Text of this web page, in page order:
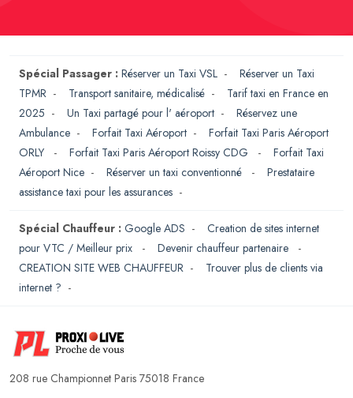
Spécial Passager : Réserver un Taxi VSL - Réserver un Taxi
TPMR - Transport sanitaire, médicalisé - Tarif taxi en France en
2025 - Un Taxi partagé pour l' aéroport - Réservez une
Ambulance - Forfait Taxi Aéroport - Forfait Taxi Paris Aéroport
ORLY
- Forfait Taxi Paris Aéroport Roissy CDG - Forfait Taxi
Aéroport Nice - Réserver un taxi conventionné - Prestataire
assistance taxi pour les assurances -
Spécial Chauffeur : Google ADS - Creation de sites internet
pour VTC / Meilleur prix
- Devenir chauffeur partenaire
-
CREATION SITE WEB CHAUFFEUR - Trouver plus de clients via
internet ? -
208 rue Championnet Paris 75018 France